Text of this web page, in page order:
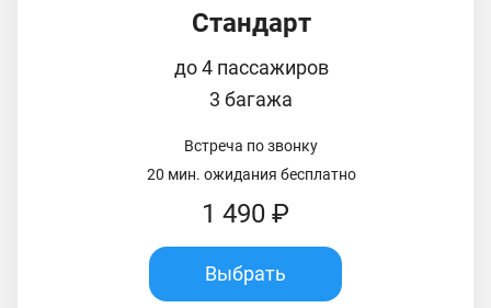
Стандарт
до 4 пассажиров
3 багажа
Встреча по звонку
20 мин. ожидания бесплатно
1 490 ₽
Выбрать